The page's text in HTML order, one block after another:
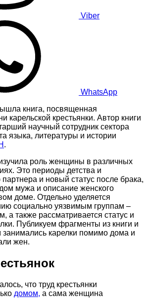
Viber
WhatsApp
книга, посвященная
карельской крестьянки. Автор книги
научный сотрудник сектора
языка, литературы и истории
.
роль женщины в различных
Это периоды детства и
и новый статус после брака,
мужа и описание женского
доме. Отдельно уделяется
социально уязвимым группам –
а также рассматривается статус и
Публикуем фрагменты из книги и
занимались карелки помимо дома и
жен.
что труд крестьянки
домом, а сама женщина